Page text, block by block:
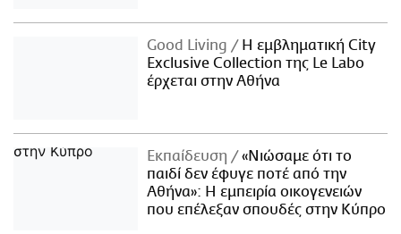
Good Living
Η εμβληματική City
Exclusive Collection της Le Labo
έρχεται στην Αθήνα
Εκπαίδευση
«Νιώσαμε ότι το
παιδί δεν έφυγε ποτέ από την
Αθήνα»: Η εμπειρία οικογενειών
που επέλεξαν σπουδές στην Κύπρο